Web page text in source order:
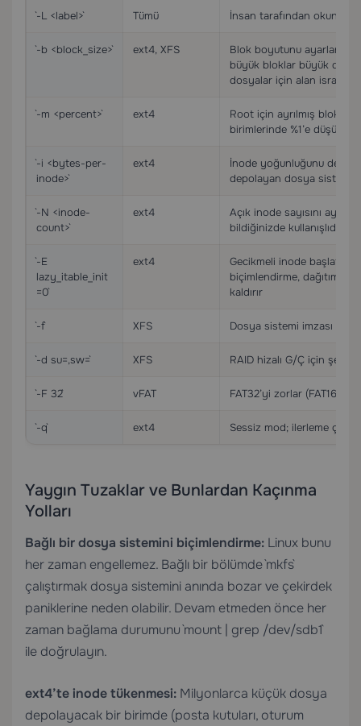
`-L <label>` Tümü İnsan tarafından
`-b <block_size>` ext4, XFS
Blok boyutunu ayarlar
büyük bloklar büyük
dosyalar için alan israf
`-m <percent>` ext4
Root için ayrılmış blok
birimlerinde %1’e düşürün
`-i <bytes-per-
inode>`
ext4
İnode yoğunluğunu
depolayan dosya
`-N <inode-
count>`
ext4
Açık inode sayısını
bildiğinizde kullanışlıdır
`-E
lazy_itable_init
=0`
ext4
Gecikmeli inode
biçimlendirme, dağıtım
kaldırır
`-f` XFS Dosya sistemi imzası
`-d su=,sw=` XFS RAID hizalı G/Ç için şerit
`-F 32` vFAT FAT32’yi zorlar (FAT16’ya
`-q` ext4 Sessiz mod; ilerleme
Yaygın Tuzaklar ve Bunlardan Kaçınma
Yolları
Bağlı bir dosya sistemini biçimlendirme: Linux bunu
her zaman engellemez. Bağlı bir bölümde `mkfs`
çalıştırmak dosya sistemini anında bozar ve çekirdek
paniklerine neden olabilir. Devam etmeden önce her
zaman bağlama durumunu `mount | grep /dev/sdb1`
ile doğrulayın.
ext4’te inode tükenmesi: Milyonlarca küçük dosya
depolayacak bir birimde (posta kutuları, oturum